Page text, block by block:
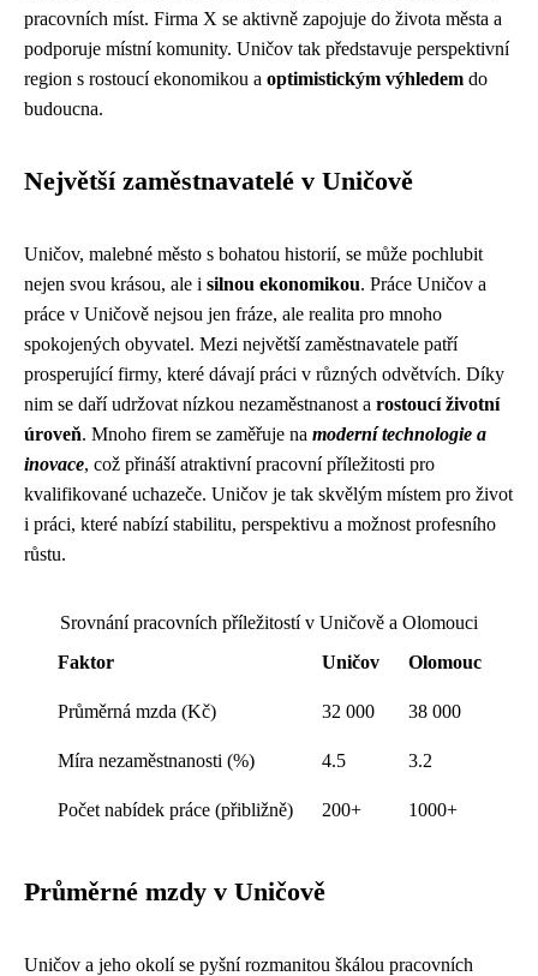
pracovních míst. Firma X se aktivně zapojuje do života města a
podporuje místní komunity. Uničov tak představuje perspektivní
region s rostoucí ekonomikou a optimistickým výhledem do
budoucna.
Největší zaměstnavatelé v Uničově
Uničov, malebné město s bohatou historií, se může pochlubit
nejen svou krásou, ale i silnou ekonomikou. Práce Uničov a
práce v Uničově nejsou jen fráze, ale realita pro mnoho
spokojených obyvatel. Mezi největší zaměstnavatele patří
prosperující firmy, které dávají práci v různých odvětvích. Díky
nim se daří udržovat nízkou nezaměstnanost a rostoucí životní
úroveň. Mnoho firem se zaměřuje na moderní technologie a
inovace, což přináší atraktivní pracovní příležitosti pro
kvalifikované uchazeče. Uničov je tak skvělým místem pro život
i práci, které nabízí stabilitu, perspektivu a možnost profesního
růstu.
Srovnání pracovních příležitostí v Uničově a Olomouci
Faktor
Uničov Olomouc
Průměrná mzda (Kč) 32 000 38 000
Míra nezaměstnanosti (%) 4.5 3.2
Počet nabídek práce (přibližně) 200+ 1000+
Průměrné mzdy v Uničově
Uničov a jeho okolí se pyšní rozmanitou škálou pracovních